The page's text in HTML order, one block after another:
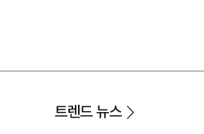
트렌드 뉴스